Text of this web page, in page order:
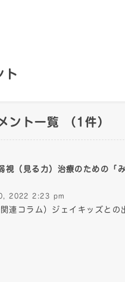
ト
ント一覧 （1件）
視（見る力）治療のための「
2022 2:23 pm
連コラム）ジェイキッズとの